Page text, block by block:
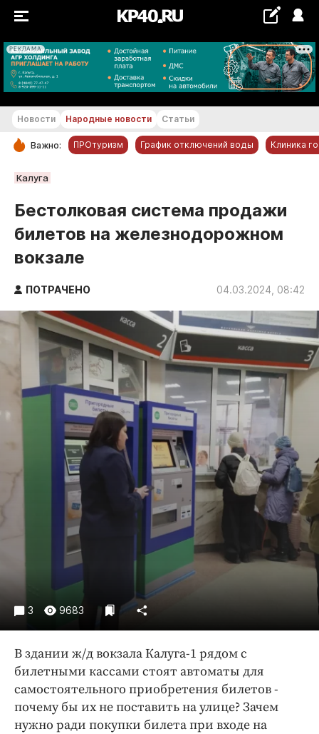
РЕКЛАМА
+23...+24 °С
РУБРИКИ
Статьи
Народные новости
Авто и транспорт
Благоустройство
Криминал
Культура
Недвижимость и ЖКХ
Образование
Общество
Погода
Праздники
Происшествия
Спорт
Экономика и бизнес
ПРОЕКТЫ
Блоги
Издания
Бренд года
Работодатель года
Новости Народные новости Статьи
Важно: ПРОтуризм График отключений воды Клиника
Калуга
Бестолковая система продажи
билетов на железнодорожном
вокзале
ПОТРАЧЕНО 04.03.2024, 08:42
3 9683
В здании ж/д вокзала Калуга-1 рядом с
билетными кассами стоят автоматы для
самостоятельного приобретения билетов -
почему бы их не поставить на улице? Зачем
нужно ради покупки билета при входе на